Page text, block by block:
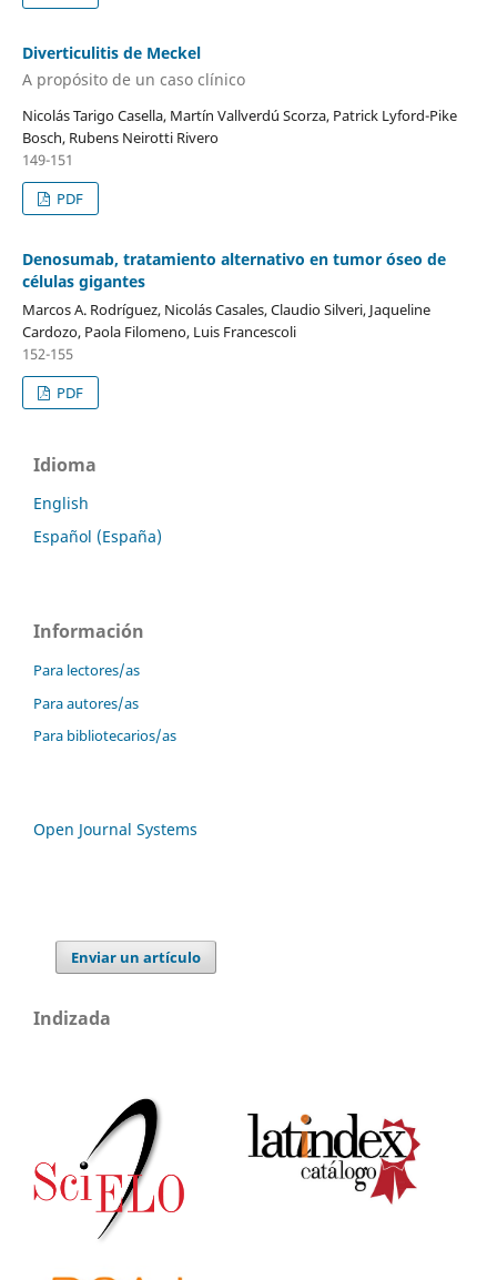
Diverticulitis de Meckel
A propósito de un caso clínico
Nicolás Tarigo Casella, Martín Vallverdú Scorza, Patrick Lyford-Pike
Bosch, Rubens Neirotti Rivero
149-151
PDF
Denosumab, tratamiento alternativo en tumor óseo de
células gigantes
Marcos A. Rodríguez, Nicolás Casales, Claudio Silveri, Jaqueline
Cardozo, Paola Filomeno, Luis Francescoli
152-155
PDF
Idioma
English
Español (España)
Información
Para lectores/as
Para autores/as
Para bibliotecarios/as
Open Journal Systems
Enviar un artículo
Indizada